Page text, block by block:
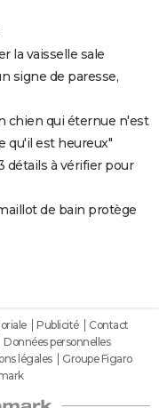
la vaisselle sale
signe de paresse,
chien qui éternue n'est
qu'il est heureux"
détails à vérifier pour
de bain protège
Publicité
Contact
Données personnelles
légales
Groupe Figaro